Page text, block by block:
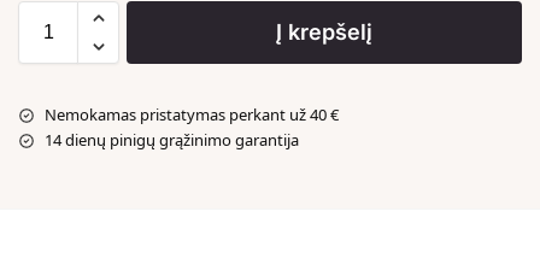
Į krepšelį
Nemokamas pristatymas perkant už 40 €
14 dienų pinigų grąžinimo garantija